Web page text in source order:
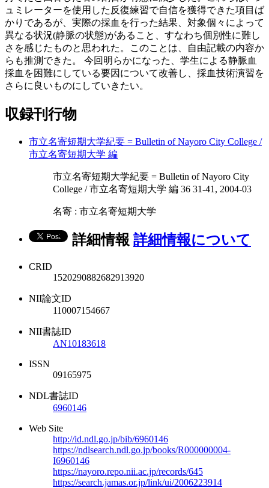
ュミレーターを使用した反復練習で自信を獲得できた項目ば
かりであるが、実際の採血を行った結果、対象個々によって
異なる状況(静脈の状態)があること、すなわち個別性に難し
さを感じたものと思われた。このことは、自由記載の内容か
らも推測できた。 今回明らかになった、学生による静脈血
採血を困難にしている要因について改善し、採血技術演習を
さらに良いものにしていきたい。
収録刊行物
市立名寄短期大学紀要 = Bulletin of Nayoro City College /
市立名寄短期大学 編
市立名寄短期大学紀要 = Bulletin of Nayoro City
College / 市立名寄短期大学 編 36 31-41, 2004-03
名寄 : 市立名寄短期大学
詳細情報 詳細情報について
CRID
1520290882682913920
NII論文ID
110007154667
NII書誌ID
AN10183618
ISSN
09165975
NDL書誌ID
6960146
Web Site
http://id.ndl.go.jp/bib/6960146
https://ndlsearch.ndl.go.jp/books/R000000004-
I6960146
https://nayoro.repo.nii.ac.jp/records/645
https://search.jamas.or.jp/link/ui/2006223914